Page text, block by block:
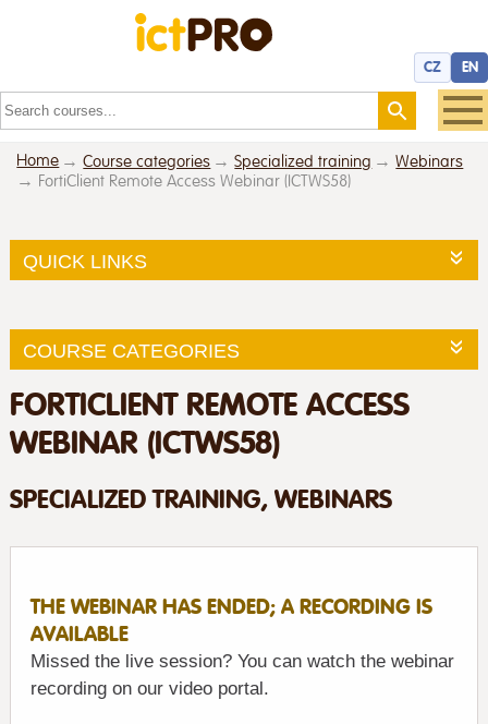
CZ EN
Home Course categories Specialized training
Webinars
FortiClient Remote Access Webinar (ICTWS58)
QUICK LINKS
COURSE CATEGORIES
FORTICLIENT REMOTE ACCESS
WEBINAR (ICTWS58)
SPECIALIZED TRAINING, WEBINARS
THE WEBINAR HAS ENDED; A RECORDING IS
AVAILABLE
Missed the live session? You can watch the webinar
recording on our video portal.